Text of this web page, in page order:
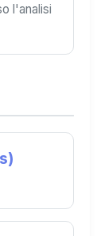
l'analisi